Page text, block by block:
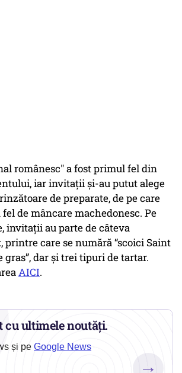
românesc" a fost primul fel din
iar invitaţii și-au putut alege
de preparate, de pe care
de mâncare machedonesc. Pe
invitaţii au parte de câteva
printre care se numără “scoici Saint
gras”, dar şi trei tipuri de tartar.
AICI.
cu ultimele noutăți.
și pe Google News
→